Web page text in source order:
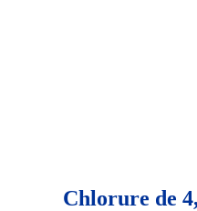
Chlorure de